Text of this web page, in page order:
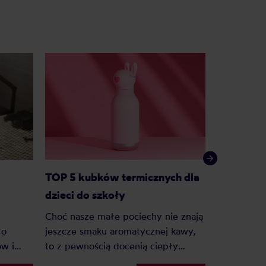
i
TOP 5 kubków termicznych dla
dzieci do szkoły
Choć nasze małe pociechy nie znają
jeszcze smaku aromatycznej kawy,
to z pewnością docenią ciepły
napój, zwłaszcza w jesiennych